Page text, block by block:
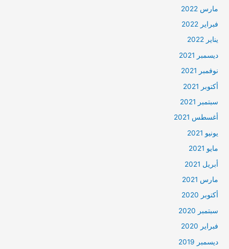
مارس 2022
فبراير 2022
يناير 2022
ديسمبر 2021
نوفمبر 2021
أكتوبر 2021
سبتمبر 2021
أغسطس 2021
يونيو 2021
مايو 2021
أبريل 2021
مارس 2021
أكتوبر 2020
سبتمبر 2020
فبراير 2020
ديسمبر 2019